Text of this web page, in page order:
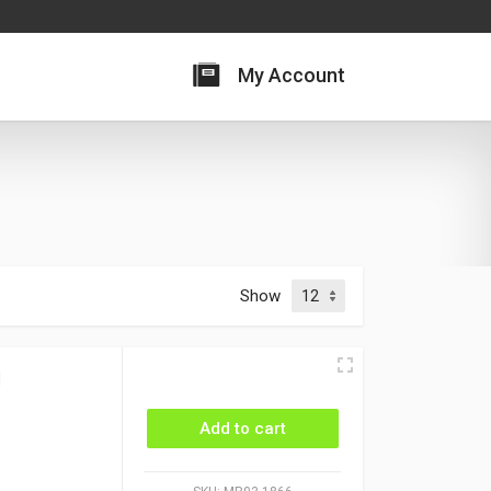
My Account
Show
Add to cart